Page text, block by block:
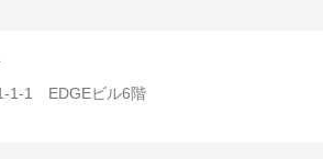
1-1 EDGEビル6階